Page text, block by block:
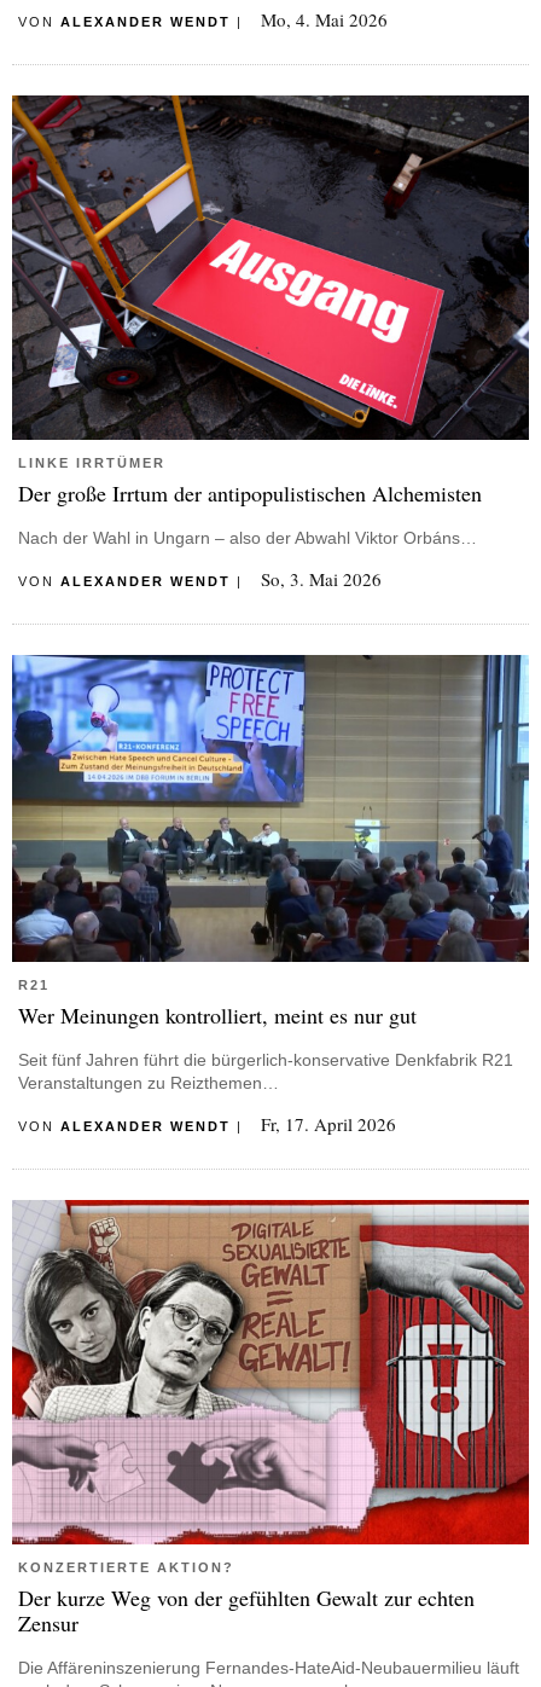
VON ALEXANDER WENDT | Mo, 4. Mai 2026
LINKE IRRTÜMER
Der große Irrtum der antipopulistischen Alchemisten
Nach der Wahl in Ungarn – also der Abwahl Viktor Orbáns…
VON ALEXANDER WENDT | So, 3. Mai 2026
R21
Wer Meinungen kontrolliert, meint es nur gut
Seit fünf Jahren führt die bürgerlich-konservative Denkfabrik R21
Veranstaltungen zu Reizthemen…
VON ALEXANDER WENDT | Fr, 17. April 2026
KONZERTIERTE AKTION?
Der kurze Weg von der gefühlten Gewalt zur echten
Zensur
Die Affäreninszenierung Fernandes-HateAid-Neubauermilieu läuft